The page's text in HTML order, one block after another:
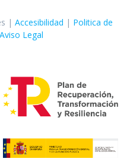
| Accesibilidad | Politica de
Aviso Legal